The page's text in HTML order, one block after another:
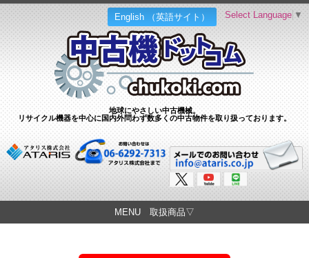
English （英語サイト）
地球にやさしい中古機械。
リサイクル機器を中心に国内外問わず数多くの中古物件を取り扱っております。
Select Language ▼
MENU 取扱商品▽